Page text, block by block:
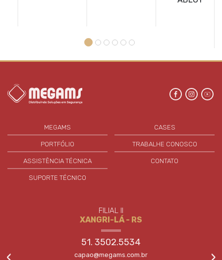
MEGAMS
PORTFÓLIO
ASSISTÊNCIA TÉCNICA
SUPORTE TÉCNICO
CASES
TRABALHE CONOSCO
CONTATO
FILIAL II
XANGRI-LÁ - RS
51. 3502.5534
capao@megams.com.br